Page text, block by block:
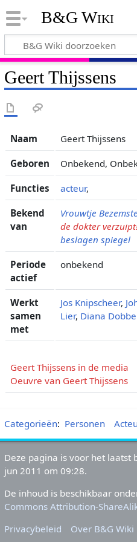
B&G Wiki
Geert Thijssens
Naam Geert Thijssens
Geboren Onbekend,
Functies acteur,
Bekend
van
Vrouwtje
de dokter
beslagen spiegel
Periode
actief
onbekend
Werkt
samen
met
Jos Knipscheer,
Lier, Diana
Geert Thijssens in de media
Oeuvre van Geert Thijssens
Categorieën: Personen
Deze pagina is voor het laatst
jun 2011 om 09:28.
De inhoud is beschikbaar
Commons Attribution-
Privacybeleid
Over B&G Wiki